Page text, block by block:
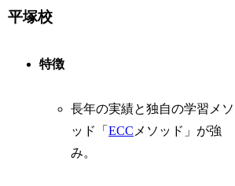
平塚校
特徴
長年の実績と独自の学習メソ
ッド「ECC メソッド」が強
み。